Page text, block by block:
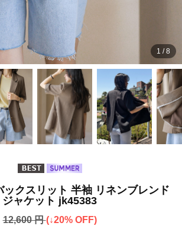
1 /8
ックスリット 半袖 リネンブレンド
ジャケット jk45383
12,600 円(↓20% OFF)